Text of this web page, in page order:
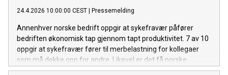
24.4.2026 10:00:00 CEST | Pressemelding
Annenhver norske bedrift oppgir at sykefravær påfører
bedriften økonomisk tap gjennom tapt produktivitet. 7 av 10
oppgir at sykefravær fører til merbelastning for kollegaer
som må dekke opp for andre. Likevel er det få norske
virksomheter som kjenner den faktiske prislappen for